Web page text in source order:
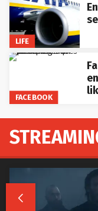
LIFE
FACEBOOK
